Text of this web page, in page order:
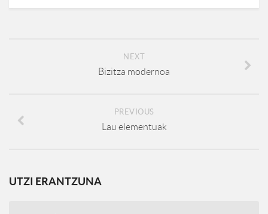
NEXT
Bizitza modernoa
PREVIOUS
Lau elementuak
UTZI ERANTZUNA